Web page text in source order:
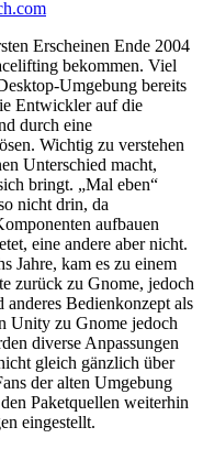
Erscheinen Ende 2004
bekommen. Viel
Umgebung bereits
Entwickler auf die
durch eine
Wichtig zu verstehen
Unterschied macht,
bringt. „Mal eben“
nicht drin, da
aufbauen
eine andere aber nicht.
Jahre, kam es zu einem
zurück zu Gnome, jedoch
Bedienkonzept als
Unity zu Gnome jedoch
diverse Anpassungen
gleich gänzlich über
der alten Umgebung
Paketquellen weiterhin
eingestellt.